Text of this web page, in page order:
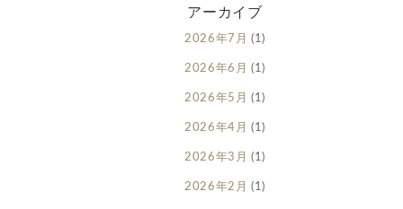
アーカイブ
2026年7月 (1)
2026年6月 (1)
2026年5月 (1)
2026年4月 (1)
2026年3月 (1)
2026年2月 (1)